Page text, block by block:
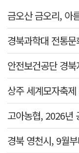
금오산 금오리, 아
경북 영천시, 9월